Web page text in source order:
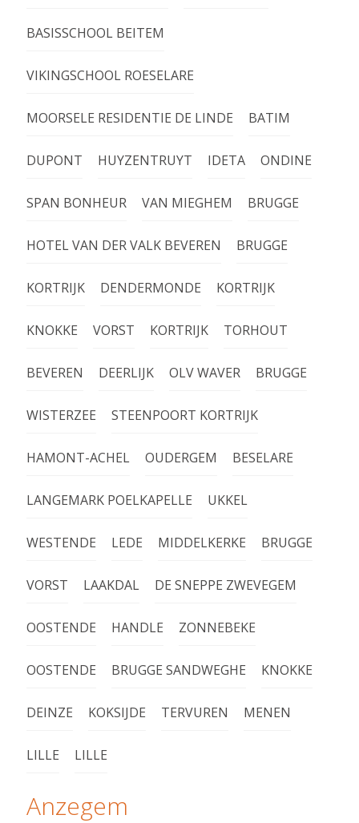
BASISSCHOOL BEITEM
VIKINGSCHOOL ROESELARE
MOORSELE RESIDENTIE DE LINDE BATIM
DUPONT HUYZENTRUYT IDETA ONDINE
SPAN BONHEUR VAN MIEGHEM BRUGGE
HOTEL VAN DER VALK BEVEREN BRUGGE
KORTRIJK DENDERMONDE KORTRIJK
KNOKKE VORST KORTRIJK TORHOUT
BEVEREN DEERLIJK OLV WAVER BRUGGE
WISTERZEE STEENPOORT KORTRIJK
HAMONT-ACHEL OUDERGEM BESELARE
LANGEMARK POELKAPELLE UKKEL
WESTENDE LEDE MIDDELKERKE BRUGGE
VORST LAAKDAL DE SNEPPE ZWEVEGEM
OOSTENDE HANDLE ZONNEBEKE
OOSTENDE BRUGGE SANDWEGHE KNOKKE
DEINZE KOKSIJDE TERVUREN MENEN
LILLE LILLE
Anzegem